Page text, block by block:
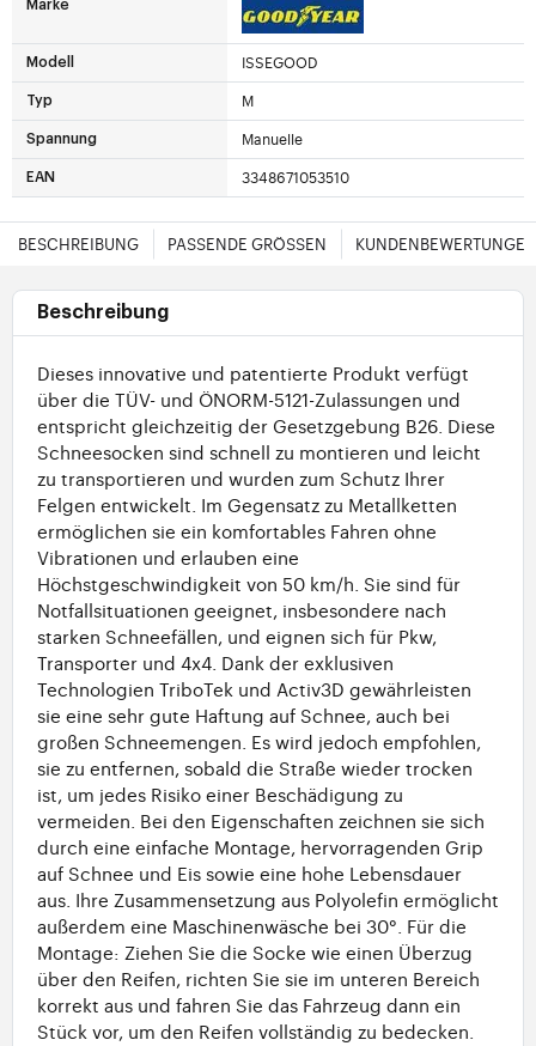
Marke
Modell ISSEGOOD
Typ M
Spannung Manuelle
EAN 3348671053510
BESCHREIBUNG PASSENDE GRÖSSEN KUNDENBEWERTUNGEN
Beschreibung
Dieses innovative und patentierte Produkt verfügt
über die TÜV- und ÖNORM-5121-Zulassungen und
entspricht gleichzeitig der Gesetzgebung B26. Diese
Schneesocken sind schnell zu montieren und leicht
zu transportieren und wurden zum Schutz Ihrer
Felgen entwickelt. Im Gegensatz zu Metallketten
ermöglichen sie ein komfortables Fahren ohne
Vibrationen und erlauben eine
Höchstgeschwindigkeit von 50 km/h. Sie sind für
Notfallsituationen geeignet, insbesondere nach
starken Schneefällen, und eignen sich für Pkw,
Transporter und 4x4. Dank der exklusiven
Technologien TriboTek und Activ3D gewährleisten
sie eine sehr gute Haftung auf Schnee, auch bei
großen Schneemengen. Es wird jedoch empfohlen,
sie zu entfernen, sobald die Straße wieder trocken
ist, um jedes Risiko einer Beschädigung zu
vermeiden. Bei den Eigenschaften zeichnen sie sich
durch eine einfache Montage, hervorragenden Grip
auf Schnee und Eis sowie eine hohe Lebensdauer
aus. Ihre Zusammensetzung aus Polyolefin ermöglicht
außerdem eine Maschinenwäsche bei 30°. Für die
Montage: Ziehen Sie die Socke wie einen Überzug
über den Reifen, richten Sie sie im unteren Bereich
korrekt aus und fahren Sie das Fahrzeug dann ein
Stück vor, um den Reifen vollständig zu bedecken.